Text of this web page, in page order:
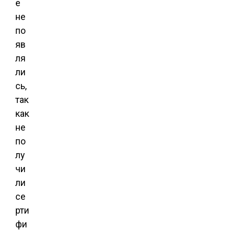
е
не
по
яв
ля
ли
сь,
так
как
не
по
лу
чи
ли
се
рти
фи